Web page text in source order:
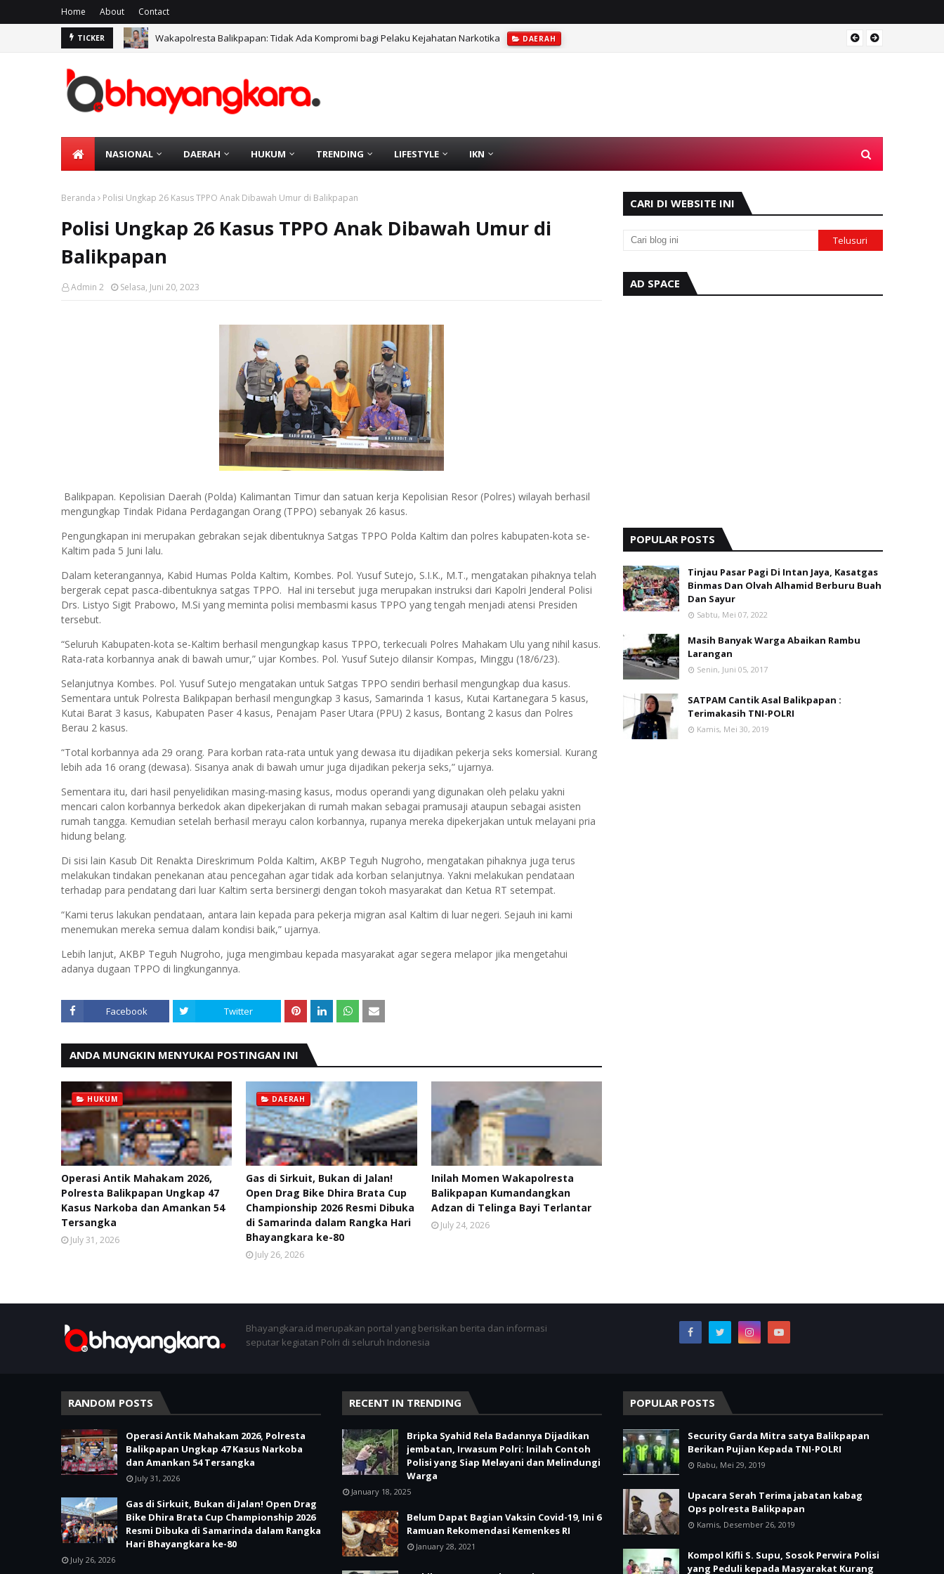
Home About Contact
TICKER Wakapolresta Balikpapan: Tidak Ada Kompromi bagi Pelaku Kejahatan Narkotika DAERAH
NASIONAL DAERAH HUKUM TRENDING LIFESTYLE IKN
Beranda Polisi Ungkap 26 Kasus TPPO Anak Dibawah Umur di Balikpapan
Polisi Ungkap 26 Kasus TPPO Anak Dibawah Umur di
Balikpapan
Admin 2 Selasa, Juni 20, 2023
Balikpapan. Kepolisian Daerah (Polda) Kalimantan Timur dan satuan kerja Kepolisian Resor (Polres) wilayah berhasil
mengungkap Tindak Pidana Perdagangan Orang (TPPO) sebanyak 26 kasus.
Pengungkapan ini merupakan gebrakan sejak dibentuknya Satgas TPPO Polda Kaltim dan polres kabupaten-kota se-
Kaltim pada 5 Juni lalu.
Dalam keterangannya, Kabid Humas Polda Kaltim, Kombes. Pol. Yusuf Sutejo, S.I.K., M.T., mengatakan pihaknya telah
bergerak cepat pasca-dibentuknya satgas TPPO. Hal ini tersebut juga merupakan instruksi dari Kapolri Jenderal Polisi
Drs. Listyo Sigit Prabowo, M.Si yang meminta polisi membasmi kasus TPPO yang tengah menjadi atensi Presiden
tersebut.
“Seluruh Kabupaten-kota se-Kaltim berhasil mengungkap kasus TPPO, terkecuali Polres Mahakam Ulu yang nihil kasus.
Rata-rata korbannya anak di bawah umur,” ujar Kombes. Pol. Yusuf Sutejo dilansir Kompas, Minggu (18/6/23).
Selanjutnya Kombes. Pol. Yusuf Sutejo mengatakan untuk Satgas TPPO sendiri berhasil mengungkap dua kasus.
Sementara untuk Polresta Balikpapan berhasil mengungkap 3 kasus, Samarinda 1 kasus, Kutai Kartanegara 5 kasus,
Kutai Barat 3 kasus, Kabupaten Paser 4 kasus, Penajam Paser Utara (PPU) 2 kasus, Bontang 2 kasus dan Polres
Berau 2 kasus.
“Total korbannya ada 29 orang. Para korban rata-rata untuk yang dewasa itu dijadikan pekerja seks komersial. Kurang
lebih ada 16 orang (dewasa). Sisanya anak di bawah umur juga dijadikan pekerja seks,” ujarnya.
Sementara itu, dari hasil penyelidikan masing-masing kasus, modus operandi yang digunakan oleh pelaku yakni
mencari calon korbannya berkedok akan dipekerjakan di rumah makan sebagai pramusaji ataupun sebagai asisten
rumah tangga. Kemudian setelah berhasil merayu calon korbannya, rupanya mereka dipekerjakan untuk melayani pria
hidung belang.
Di sisi lain Kasub Dit Renakta Direskrimum Polda Kaltim, AKBP Teguh Nugroho, mengatakan pihaknya juga terus
melakukan tindakan penekanan atau pencegahan agar tidak ada korban selanjutnya. Yakni melakukan pendataan
terhadap para pendatang dari luar Kaltim serta bersinergi dengan tokoh masyarakat dan Ketua RT setempat.
“Kami terus lakukan pendataan, antara lain kepada para pekerja migran asal Kaltim di luar negeri. Sejauh ini kami
menemukan mereka semua dalam kondisi baik,” ujarnya.
Lebih lanjut, AKBP Teguh Nugroho, juga mengimbau kepada masyarakat agar segera melapor jika mengetahui
adanya dugaan TPPO di lingkungannya.
Facebook Twitter
ANDA MUNGKIN MENYUKAI POSTINGAN INI
HUKUM
Operasi Antik Mahakam 2026,
Polresta Balikpapan Ungkap 47
Kasus Narkoba dan Amankan 54
Tersangka
July 31, 2026
DAERAH
Gas di Sirkuit, Bukan di Jalan!
Open Drag Bike Dhira Brata Cup
Championship 2026 Resmi Dibuka
di Samarinda dalam Rangka Hari
Bhayangkara ke-80
July 26, 2026
Inilah Momen Wakapolresta
Balikpapan Kumandangkan
Adzan di Telinga Bayi Terlantar
July 24, 2026
CARI DI WEBSITE INI
AD SPACE
POPULAR POSTS
Tinjau Pasar Pagi Di Intan Jaya, Kasatgas
Binmas Dan Olvah Alhamid Berburu Buah
Dan Sayur
Sabtu, Mei 07, 2022
Masih Banyak Warga Abaikan Rambu
Larangan
Senin, Juni 05, 2017
SATPAM Cantik Asal Balikpapan :
Terimakasih TNI-POLRI
Kamis, Mei 30, 2019
Bhayangkara.id merupakan portal yang berisikan berita dan informasi
seputar kegiatan Polri di seluruh Indonesia
RANDOM POSTS
Operasi Antik Mahakam 2026, Polresta
Balikpapan Ungkap 47 Kasus Narkoba
dan Amankan 54 Tersangka
July 31, 2026
Gas di Sirkuit, Bukan di Jalan! Open Drag
Bike Dhira Brata Cup Championship 2026
Resmi Dibuka di Samarinda dalam Rangka
Hari Bhayangkara ke-80
July 26, 2026
RECENT IN TRENDING
Bripka Syahid Rela Badannya Dijadikan
jembatan, Irwasum Polri: Inilah Contoh
Polisi yang Siap Melayani dan Melindungi
Warga
January 18, 2025
Belum Dapat Bagian Vaksin Covid-19, Ini 6
Ramuan Rekomendasi Kemenkes RI
January 28, 2021
POPULAR POSTS
Security Garda Mitra satya Balikpapan
Berikan Pujian Kepada TNI-POLRI
Rabu, Mei 29, 2019
Upacara Serah Terima jabatan kabag
Ops polresta Balikpapan
Kamis, Desember 26, 2019
Kompol Kifli S. Supu, Sosok Perwira Polisi
yang Peduli kepada Masyarakat Kurang